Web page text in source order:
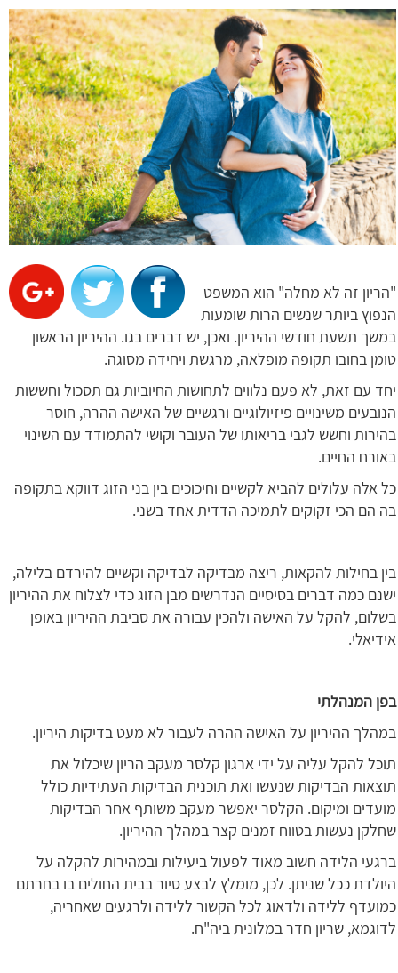
"הריון זה לא מחלה" הוא המשפט
הנפוץ ביותר שנשים הרות שומעות
במשך תשעת חודשי ההיריון. ואכן, יש דברים בגו. ההיריון הראשון
טומן בחובו תקופה מופלאה, מרגשת ויחידה מסוגה.
יחד עם זאת, לא פעם נלווים לתחושות החיוביות גם תסכול וחששות
הנובעים משינויים פיזיולוגיים ורגשיים של האישה ההרה, חוסר
בהירות וחשש לגבי בריאותו של העובר וקושי להתמודד עם השינוי
באורח החיים.
כל אלה עלולים להביא לקשיים וחיכוכים בין בני הזוג דווקא בתקופה
בה הם הכי זקוקים לתמיכה הדדית אחד בשני.
בין בחילות להקאות, ריצה מבדיקה לבדיקה וקשיים להירדם בלילה,
ישנם כמה דברים בסיסיים הנדרשים מבן הזוג כדי לצלוח את ההיריון
בשלום, להקל על האישה ולהכין עבורה את סביבת ההיריון באופן
אידיאלי.
בפן המנהלתי
במהלך ההיריון על האישה ההרה לעבור לא מעט בדיקות היריון.
תוכל להקל עליה על ידי ארגון קלסר מעקב הריון שיכלול את
תוצאות הבדיקות שנעשו ואת תוכנית הבדיקות העתידיות כולל
מועדים ומיקום. הקלסר יאפשר מעקב משותף אחר הבדיקות
שחלקן נעשות בטווח זמנים קצר במהלך ההיריון.
ברגעי הלידה חשוב מאוד לפעול ביעילות ובמהירות להקלה על
היולדת ככל שניתן. לכן, מומלץ לבצע סיור בבית החולים בו בחרתם
כמועדף ללידה ולדאוג לכל הקשור ללידה ולרגעים שאחריה,
לדוגמא, שריון חדר במלונית ביה"ח.